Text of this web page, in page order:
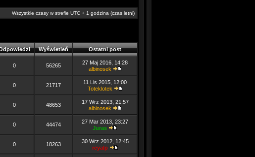
Wszystkie czasy w strefie UTC + 1 godzina (czas letni)
Wyświetleń Ostatni post
0 56265
27 Maj 2016, 14:28
albinosek
0 21717
11 Lis 2015, 12:00
Toteklotek
0 48653
17 Wrz 2013, 21:57
albinosek
0 44474
27 Mar 2013, 23:27
Juras
0 18263
30 Wrz 2012, 12:45
reyalp